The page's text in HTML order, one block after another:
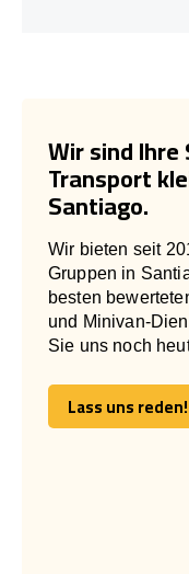
Wir sind
Transport
Santiago.
Wir bieten seit
Gruppen in
besten
und Minivan-
Sie uns noch
Lass uns reden!
Lass uns reden!